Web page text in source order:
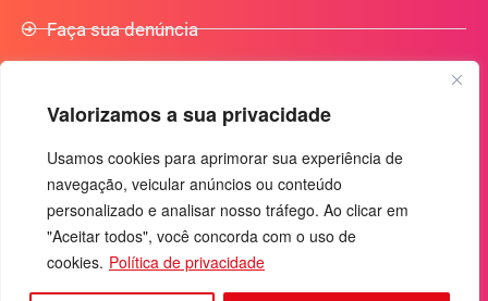
Valorizamos a sua privacidade
Usamos cookies para aprimorar sua experiência de
navegação, veicular anúncios ou conteúdo
personalizado e analisar nosso tráfego. Ao clicar em
"Aceitar todos", você concorda com o uso de
cookies. Política de privacidade
Faça sua denúncia
Anuncie Conosco
+55 (92) 3085-7464
comercialradio95.7fm@gmail.com
Av. Rio Madeira, 444 - Nossa Sra. das Graças